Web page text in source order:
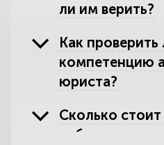
ли им верить?
Как проверить
компетенцию
юриста?
Сколько стоит
арбитражная